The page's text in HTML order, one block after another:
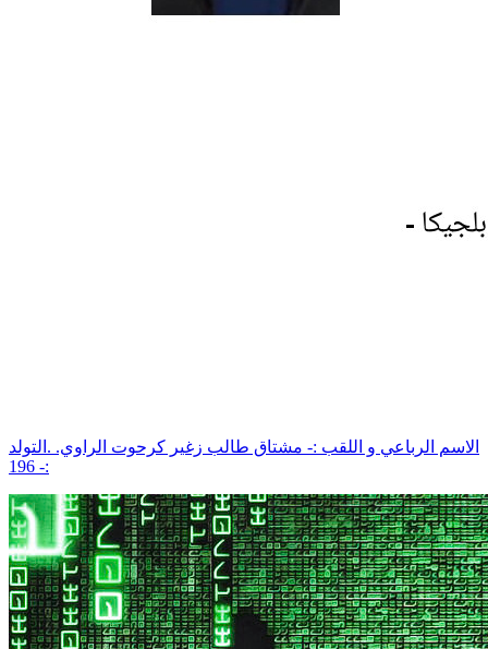
الاسم الرباعي و اللقب :- مشتاق طالب زغير كرحوت الراوي. .التولد
:- 196